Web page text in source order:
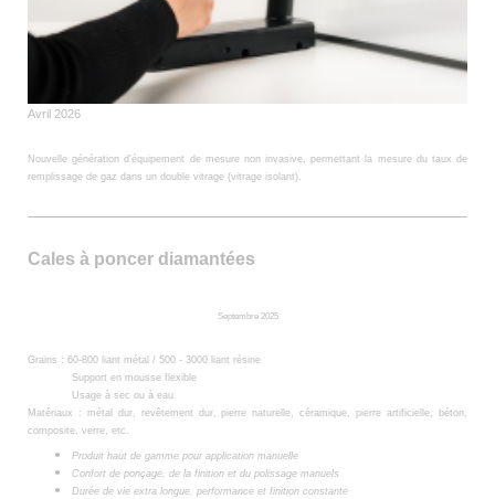
Avril 2026
Nouvelle génération d'équipement de mesure non invasive, permettant la mesure du taux de
remplissage de gaz dans un double vitrage (vitrage isolant).
Cales à poncer diamantées
Septembre 2025
Grains : 60-800 liant métal / 500 - 3000 liant résine
Support en mousse flexible
Usage à sec ou à eau
Matériaux : métal dur, revêtement dur, pierre naturelle, céramique, pierre artificielle, béton,
composite, verre, etc.
Produit haut de gamme pour application manuelle
Confort de ponçage, de la finition et du polissage manuels
Durée de vie extra longue, performance et finition constante